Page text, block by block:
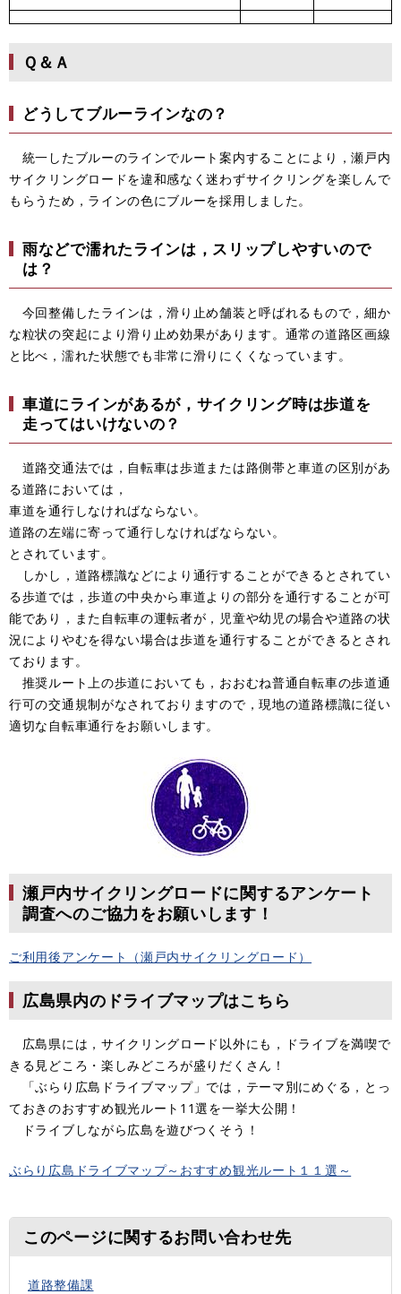
Ｑ＆Ａ
どうしてブルーラインなの？
統一したブルーのラインでルート案内することにより，瀬戸内
サイクリングロードを違和感なく迷わずサイクリングを楽しんで
もらうため，ラインの色にブルーを採用しました。
雨などで濡れたラインは，スリップしやすいので
は？
今回整備したラインは，滑り止め舗装と呼ばれるもので，細か
な粒状の突起により滑り止め効果があります。通常の道路区画線
と比べ，濡れた状態でも非常に滑りにくくなっています。
車道にラインがあるが，サイクリング時は歩道を
走ってはいけないの？
道路交通法では，自転車は歩道または路側帯と車道の区別があ
る道路においては，
車道を通行しなければならない。
道路の左端に寄って通行しなければならない。
とされています。
しかし，道路標識などにより通行することができるとされてい
る歩道では，歩道の中央から車道よりの部分を通行することが可
能であり，また自転車の運転者が，児童や幼児の場合や道路の状
況によりやむを得ない場合は歩道を通行することができるとされ
ております。
推奨ルート上の歩道においても，おおむね普通自転車の歩道通
行可の交通規制がなされておりますので，現地の道路標識に従い
適切な自転車通行をお願いします。
瀬戸内サイクリングロードに関するアンケート
調査へのご協力をお願いします！
ご利用後アンケート（瀬戸内サイクリングロード）
広島県内のドライブマップはこちら
広島県には，サイクリングロード以外にも，ドライブを満喫で
きる見どころ・楽しみどころが盛りだくさん！
「ぶらり広島ドライブマップ」では，テーマ別にめぐる，とっ
ておきのおすすめ観光ルート11選を一挙大公開！
ドライブしながら広島を遊びつくそう！
ぶらり広島ドライブマップ～おすすめ観光ルート１１選～
このページに関するお問い合わせ先
道路整備課